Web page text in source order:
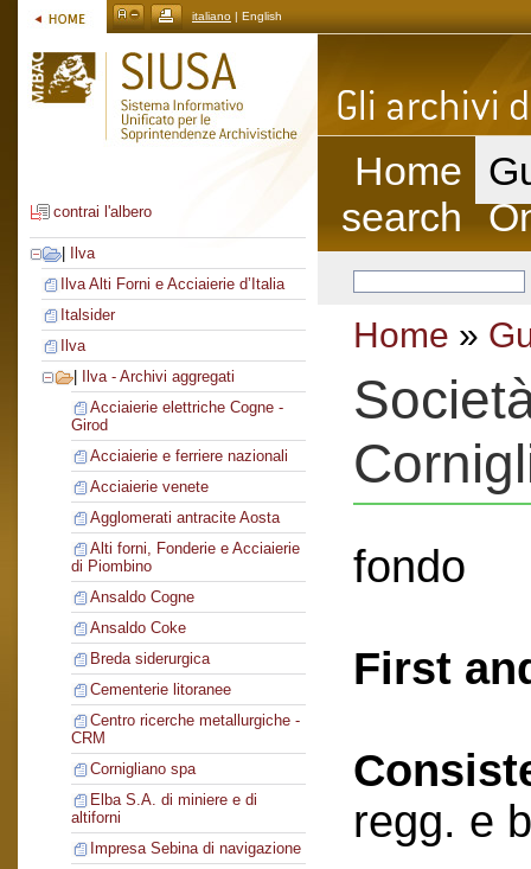
italiano | English
contrai l'albero
Ilva
Ilva Alti Forni e Acciaierie d’Italia
Italsider
Ilva
Ilva - Archivi aggregati
Acciaierie elettriche Cogne -
Girod
Acciaierie e ferriere nazionali
Acciaierie venete
Agglomerati antracite Aosta
Alti forni, Fonderie e Acciaierie
di Piombino
Ansaldo Cogne
Ansaldo Coke
Breda siderurgica
Cementerie litoranee
Centro ricerche metallurgiche -
CRM
Cornigliano spa
Elba S.A. di miniere e di
altiforni
Impresa Sebina di navigazione
Home
search
Home »
fondo
First
regg. e